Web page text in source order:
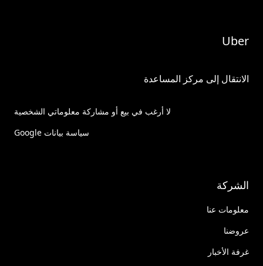
Uber
الانتقال إلى مركز المساعدة
لا أرغب في بيع أو مشاركة معلوماتي الشخصية
سياسة بيانات Google
الشركة
معلومات عنا
عروضنا
غرفة الأخبار